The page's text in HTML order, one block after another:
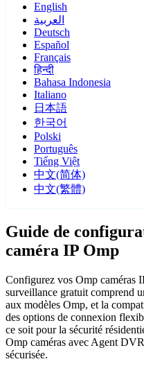
English
العربية
Deutsch
Español
Français
हिन्दी
Bahasa Indonesia
Italiano
日本語
한국어
Polski
Português
Tiếng Việt
中文(简体)
中文(繁體)
Guide de
caméra IP Omp
Configurez vos Omp caméras
surveillance gratuit comprend
aux modèles Omp, et la
des options de connexion
ce soit pour la sécurité
Omp caméras avec Agent
sécurisée.